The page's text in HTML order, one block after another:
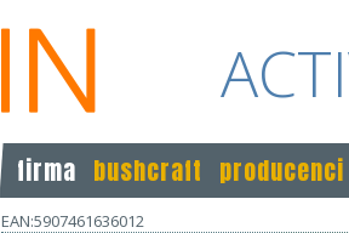
firma bushcraft producenci
EAN:5907461636012